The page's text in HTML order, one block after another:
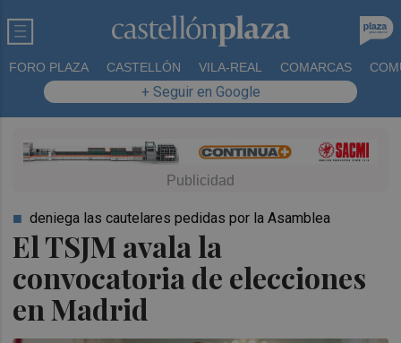
FORO PLAZA CASTELLÓN VILA-REAL COMARCAS
+ Seguir en Google
El TSJM avala la
convocatoria de elecciones
en Madrid
deniega las cautelares pedidas por la Asamblea